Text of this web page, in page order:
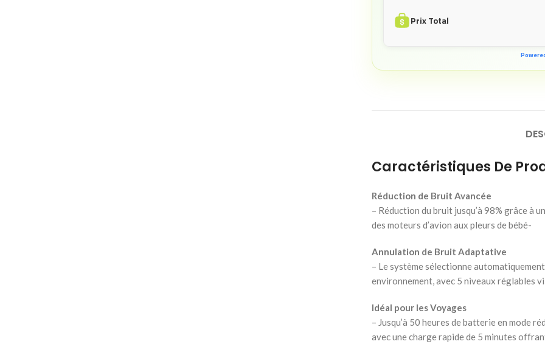
Prix Total
Caractéristiques De
Réduction de Bruit Avancée
– Réduction du bruit jusqu’à 98% grâce à
des moteurs d’avion aux pleurs de bébé-
Annulation de Bruit Adaptative
– Le système sélectionne
environnement, avec 5 niveaux réglables
Idéal pour les Voyages
– Jusqu’à 50 heures de batterie en mode
avec une charge rapide de 5 minutes